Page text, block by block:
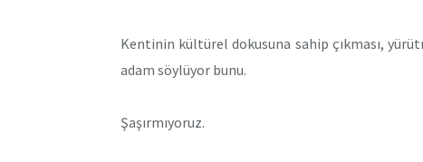
Kentinin kültürel dokusuna sahip çıkması,
adam söylüyor bunu.
Şaşırmıyoruz.